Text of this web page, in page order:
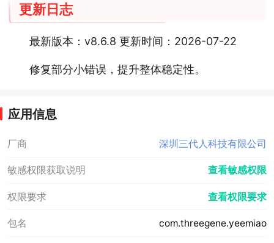
更新日志
最新版本：v8.6.8 更新时间：2026-07-22
修复部分小错误，提升整体稳定性。
应用信息
厂商 深圳三代人科技有限公司
敏感权限获取说明 查看敏感权限
权限要求 查看权限要求
包名 com.threegene.yeemiao